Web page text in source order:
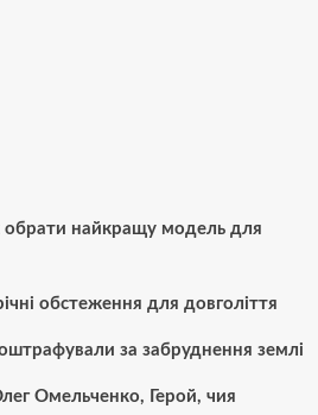
обрати найкращу модель для
обстеження для довголіття
за забруднення землі
Омельченко, Герой, чия